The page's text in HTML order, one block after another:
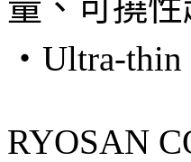
・Ultra-thin
RYOSAN